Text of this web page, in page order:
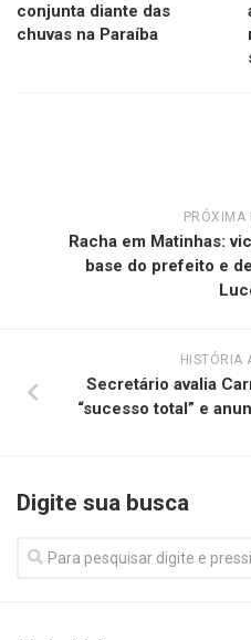
conjunta diante das
chuvas na Paraíba
PRÓXIMA
Racha em Matinhas:
base do prefeito e
HISTÓRIA
Secretário avalia
“sucesso total” e
Digite sua busca